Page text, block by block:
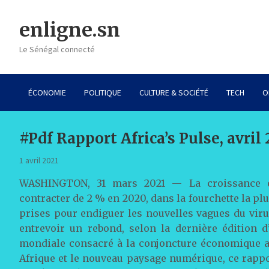
contentenligne.sn
Le Sénégal connecté
ÉCONOMIE POLITIQUE CULTURE & SOCIÉTÉ TECH
#Pdf Rapport Africa’s Pulse,
1 avril 2021
WASHINGTON, 31 mars 2021 — La
contracter de 2 % en 2020, dans la fourchette la
prises pour endiguer les nouvelles vagues du
entrevoir un rebond, selon la dernière édition
mondiale consacré à la conjoncture économique
Afrique et le nouveau paysage numérique, ce